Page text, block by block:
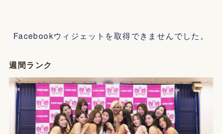
Facebookウィジェットを取得できませんでした。
週間ランク